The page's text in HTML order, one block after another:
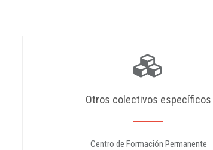
Otros colectivos específicos
Centro de Formación Permanente